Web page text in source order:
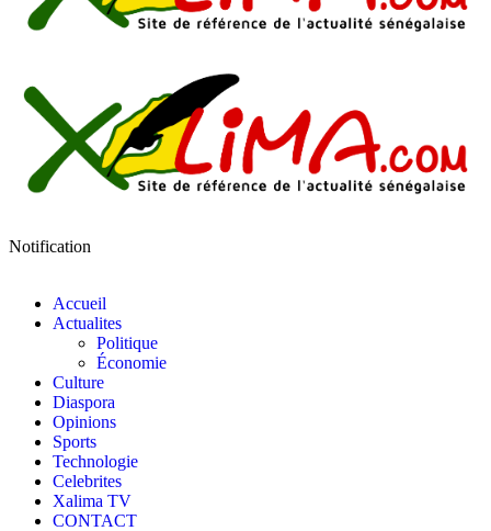
Notification
Accueil
Actualites
Politique
Économie
Culture
Diaspora
Opinions
Sports
Technologie
Celebrites
Xalima TV
CONTACT